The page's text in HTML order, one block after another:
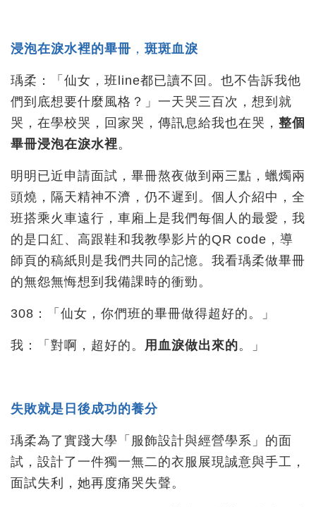
浸泡在淚水裡的畢冊 ， 斑斑血淚
瑀柔：「仙女，班line都已讀不回。也不告訴我他
們到底想要什麼風格？」一天哭三百次，想到就
哭，在學校哭，回家哭，傳訊息給我也在哭， 整個
畢冊浸泡在淚水裡。
明明已近申請面試，畢冊熬夜做到兩三點，蠟燭兩
頭燒，隔天精神不濟，仍不遲到。個人介紹中，全
班搭乘火車遠行，車廂上是我們每個人的最愛，我
的是口紅、高跟鞋和我教學影片的QR code，導
師頁的稿紙則是我們共同的記憶。我看瑀柔做畢冊
的無怨無悔想到我備課時的衝勁。
308：「仙女，你們班的畢冊做得超好的。」
我：「對啊，超好的。 用血淚做出來的。」
失敗就是日後成功的養分
瑀柔為了實踐大學「服飾設計與經營學系」的面
試，設計了一件獨一無二的衣服展現誠意與手工，
面試失利，她再度痛哭失聲。